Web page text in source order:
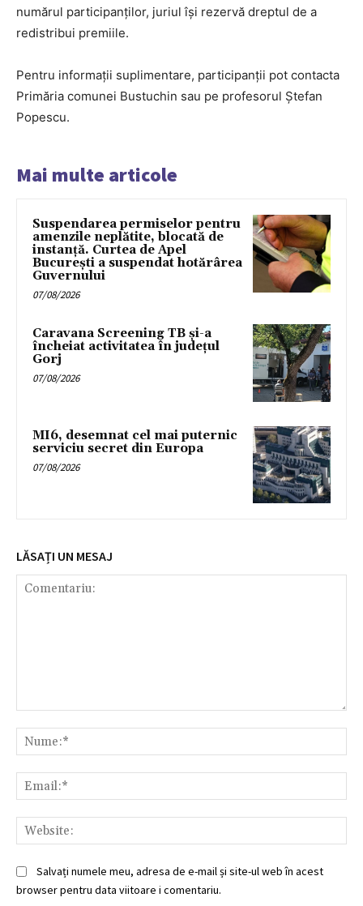
numărul participanților, juriul își rezervă dreptul de a
redistribui premiile.
Pentru informații suplimentare, participanții pot contacta
Primăria comunei Bustuchin sau pe profesorul Ștefan
Popescu.
Mai multe articole
Suspendarea permiselor pentru
amenzile neplătite, blocată de
instanță. Curtea de Apel
București a suspendat hotărârea
Guvernului
07/08/2026
Caravana Screening TB și-a
încheiat activitatea în județul
Gorj
07/08/2026
MI6, desemnat cel mai puternic
serviciu secret din Europa
07/08/2026
LĂSAȚI UN MESAJ
Salvați numele meu, adresa de e-mail și site-ul web în acest
browser pentru data viitoare i comentariu.